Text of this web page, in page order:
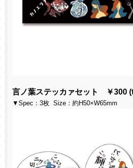
言ノ葉ステッカァセット ￥300
▼Spec：3枚 Size：約H50×W65mm